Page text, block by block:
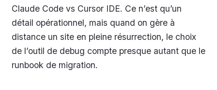
Claude Code vs Cursor IDE. Ce n’est qu’un
détail opérationnel, mais quand on gère à
distance un site en pleine résurrection, le choix
de l’outil de debug compte presque autant que le
runbook de migration.